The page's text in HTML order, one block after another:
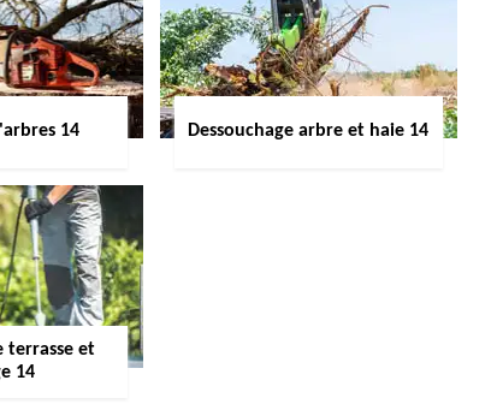
14 Dessouchage arbre et haie 14
terrasse et
14